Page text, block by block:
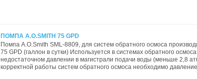
ПОМПА A.O.SMITH 75 GPD
Помпа A.O.Smith SML-8809, для систем обратного осмоса
75 GPD (галлон в сутки) Используется в системах обратного
недостаточном давлении в магистрали подачи воды (меньше 2,8
корректной работы систем обратного осмоса необходимо